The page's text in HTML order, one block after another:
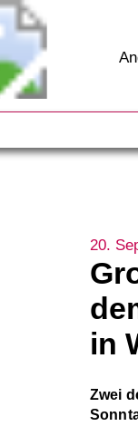
20.
in
Zwei